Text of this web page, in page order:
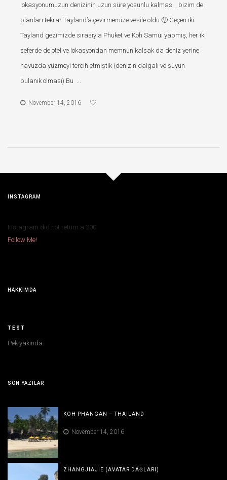
lokasyonumuzun denizinin uzun süre yosunlu kalması , bizim de
planları tekrar Tayland’a çevirmemize vesile oldu 🙂 Geçen iki
Tayland gezimizde sırasıyla Phuket ve Koh Samui yapmış, her iki
seferde de otel ve lokasyondan memnun kalsak da deniz yerine
havuzda yüzmeyi tercih etmiştik (denizin dalgalı ve suyun
bulanık olması) Bu ...
November 14, 2016
INSTAGRAM
Instagram did not return a 200.
Follow Me!
HAKKIMDA
TEST
Pek yakında
SON YAZILAR
KOH PHANGAN – THAILAND
November 14, 2016
ZHANGJIAJIE (AVATAR DAĞLARI)